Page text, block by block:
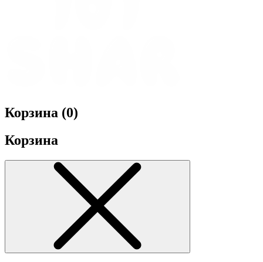
Корзина (0)
Корзина